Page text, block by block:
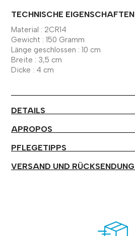
TECHNISCHE EIGENSCHAFTEN
Material : 2CR14
Gewicht : 150 Gramm
Länge geschlossen : 10 cm
Breite : 3,5 cm
Dicke : 4 cm
DETAILS
APROPOS
PFLEGETIPPS
VERSAND UND RÜCKSENDUNG